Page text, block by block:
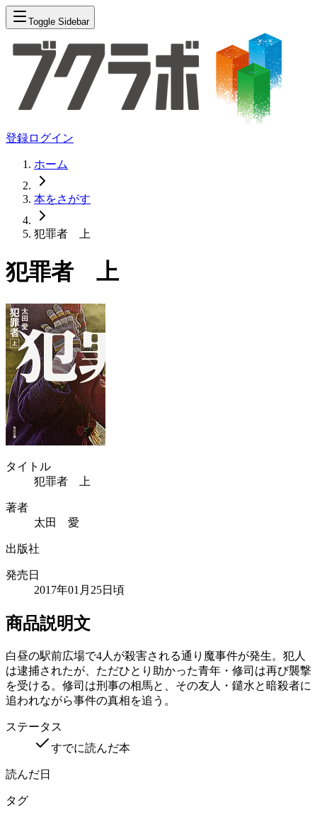
Toggle Sidebar
登録ログイン
ホーム
本をさがす
犯罪者 上
犯罪者 上
タイトル
犯罪者 上
著者
太田 愛
出版社
発売日
2017年01月25日頃
商品説明文
白昼の駅前広場で4人が殺害される通り魔事件が発生。犯人
は逮捕されたが、ただひとり助かった青年・修司は再び襲撃
を受ける。修司は刑事の相馬と、その友人・鑓水と暗殺者に
追われながら事件の真相を追う。
ステータス
すでに読んだ本
読んだ日
タグ